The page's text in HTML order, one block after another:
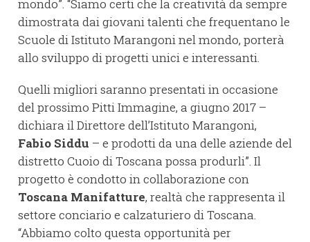
mondo”. “Siamo certi che la creatività da sempre
dimostrata dai giovani talenti che frequentano le
Scuole di Istituto Marangoni nel mondo, porterà
allo sviluppo di progetti unici e interessanti.
Quelli migliori saranno presentati in occasione
del prossimo Pitti Immagine, a giugno 2017 –
dichiara il Direttore dell’Istituto Marangoni,
Fabio Siddu – e prodotti da una delle aziende del
distretto Cuoio di Toscana possa produrli”. Il
progetto è condotto in collaborazione con
Toscana Manifatture, realtà che rappresenta il
settore conciario e calzaturiero di Toscana.
“Abbiamo colto questa opportunità per